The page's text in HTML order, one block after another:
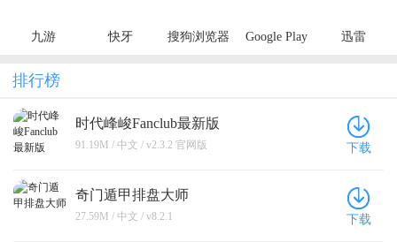
九游 快牙
搜狗浏览器
Google Play
迅雷
排行榜
时代峰峻Fanclub最新版
91.19M / 中文 / v2.3.2 官网版 下载
奇门遁甲排盘大师
27.59M / 中文 / v8.2.1 下载